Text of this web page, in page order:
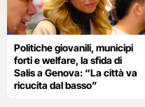
Politiche giovanili, municipi
forti e welfare, la sfida di
Salis a Genova: “La città va
ricucita dal basso”